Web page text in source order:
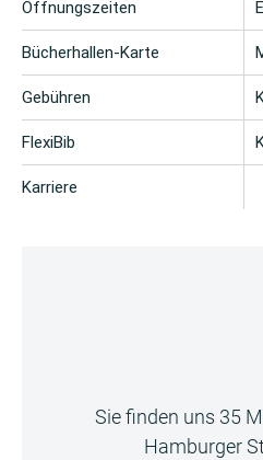
Öffnungszeiten
Bücherhallen-Karte
Gebühren
FlexiBib
Karriere
Sie finden uns 35
Hamburger